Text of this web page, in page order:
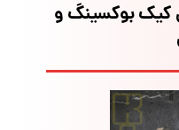
کیک بوکسینگ و